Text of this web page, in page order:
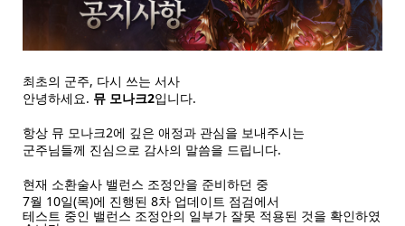
최초의 군주, 다시 쓰는 서사
안녕하세요. 뮤 모나크2입니다.
항상 뮤 모나크2에 깊은 애정과 관심을 보내주시는
군주님들께 진심으로 감사의 말씀을 드립니다.
현재 소환술사 밸런스 조정안을 준비하던 중
7월 10일(목)에 진행된 8차 업데이트 점검에서
테스트 중인 밸런스 조정안의 일부가 잘못 적용된 것을 확인하였